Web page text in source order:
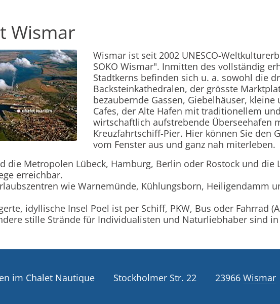
Wismar
Wismar ist seit 2002 UNESCO-
SOKO Wismar". Inmitten des vollständig
Stadtkerns befinden sich u. a. sowohl die
Backsteinkathedralen, der grösste
bezaubernde Gassen, Giebelhäuser,
Cafes, der Alte Hafen mit traditionellem
wirtschaftlich aufstrebende Überseehafen
Kreuzfahrtschiff-Pier. Hier können Sie den
vom Fenster aus und ganz nah miterleben.
die Metropolen Lübeck, Hamburg, Berlin oder Rostock und die
erreichbar.
wie Warnemünde, Kühlungsborn, Heiligendamm
idyllische Insel Poel ist per Schiff, PKW, Bus oder Fahrrad
stille Strände für Individualisten und Naturliebhaber sind
im Chalet Nautique Stockholmer Str. 22 23966 Wismar